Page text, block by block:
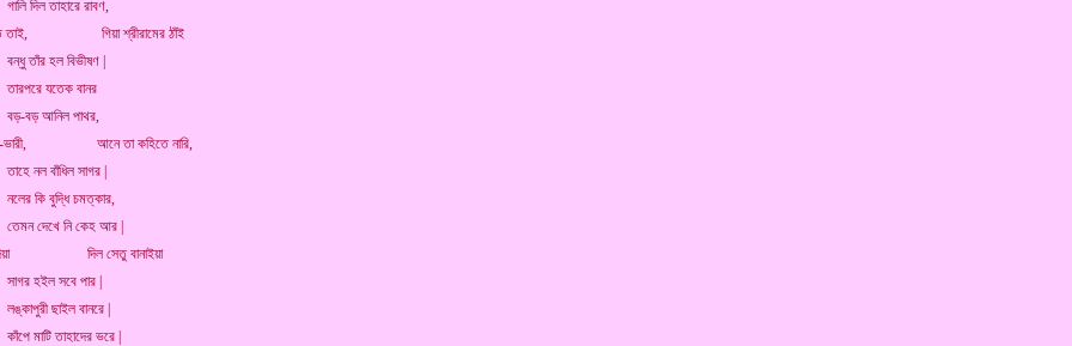
তাহারে রাবণ,
তাই,
গিয়া শ্রীরামের ঠাঁই
হল বিভীষণ |
যতেক বানর
আনিল পাথর,
আনে তা কহিতে নারি,
বাঁধিল সাগর |
বুদ্ধি চমত্কার,
নি কেহ আর |
দিল সেতু বানাইয়া
সবে পার |
ছাইল বানরে |
তাহাদের ভরে |